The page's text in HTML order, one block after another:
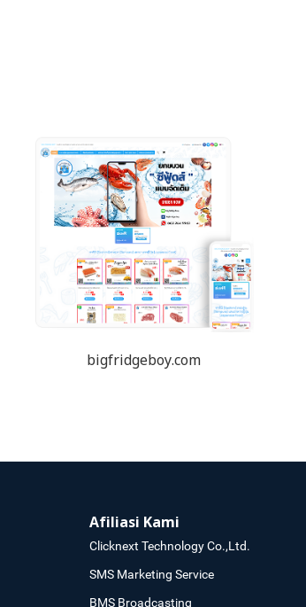
bigfridgeboy.com
Afiliasi Kami
Clicknext Technology Co.,Ltd.
SMS Marketing Service
BMS Broadcasting